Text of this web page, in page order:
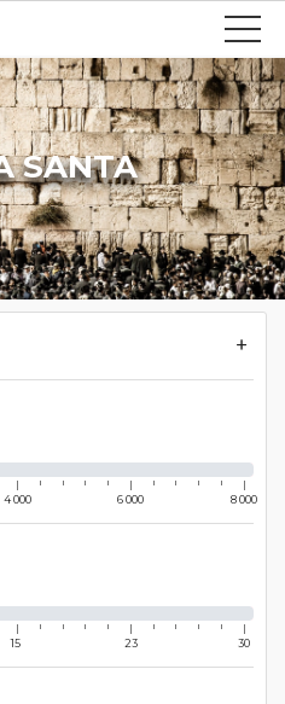
SANTA
4 000 6 000 8 000
15 23 30